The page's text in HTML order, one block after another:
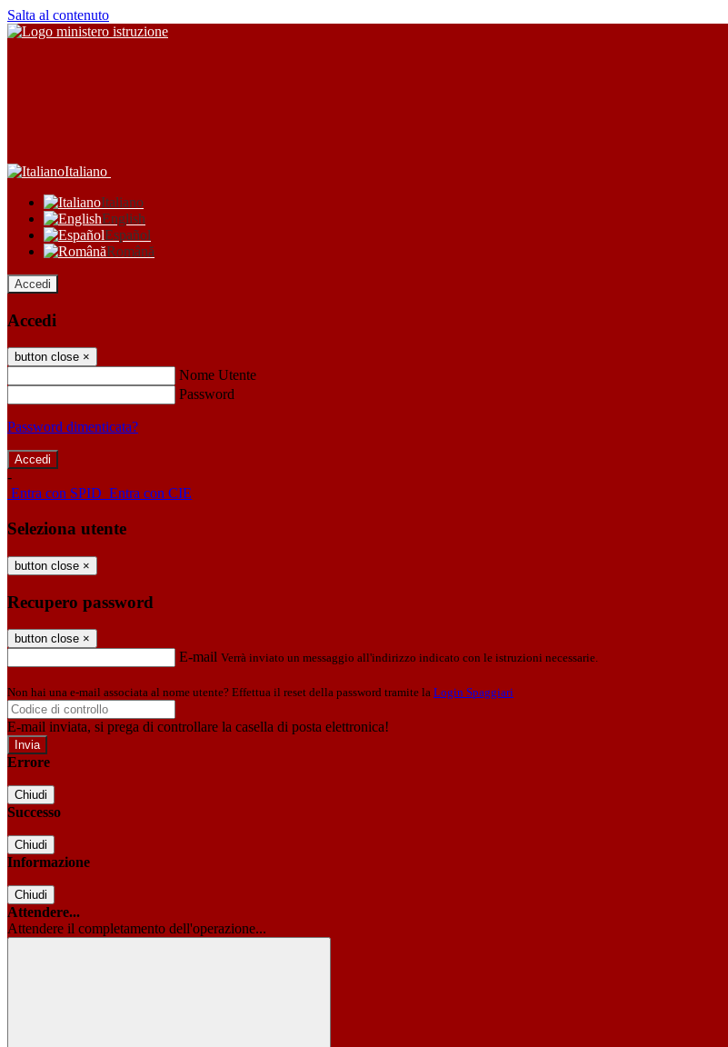
Salta al contenuto
Italiano
Italiano
English
Español
Română
Accedi
Accedi
button close ×
Nome Utente
Password
Password dimenticata?
-
Entra con SPID Entra con CIE
Seleziona utente
button close ×
Recupero password
button close ×
E-mail Verrà inviato un messaggio all'indirizzo indicato con le istruzioni necessarie.
Non hai una e-mail associata al nome utente? Effettua il reset della password tramite la Login Spaggiari
E-mail inviata, si prega di controllare la casella di posta elettronica!
Errore
Chiudi
Successo
Chiudi
Informazione
Chiudi
Attendere...
Attendere il completamento dell'operazione...